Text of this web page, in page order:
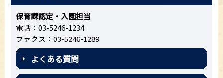
保育課認定・入園担当
電話：03-5246-1234
ファクス：03-5246-1289
よくある質問